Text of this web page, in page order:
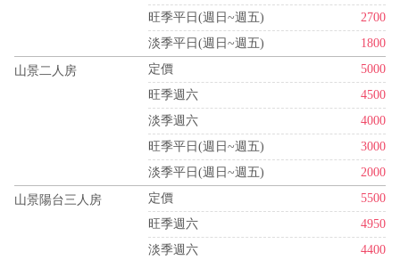
旺季平日(週日~週五)
2700
淡季平日(週日~週五)
1800
山景二人房 定價
5000
旺季週六
4500
淡季週六
4000
旺季平日(週日~週五)
3000
淡季平日(週日~週五)
2000
山景陽台三人房 定價
5500
旺季週六
4950
淡季週六
4400